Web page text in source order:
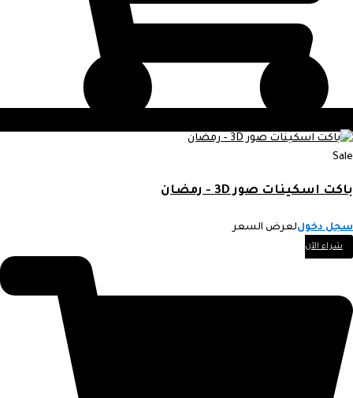
Sale
باكت اسكينات صور 3D - رمضان
سجل دخوللعرض السعر
شراء الآن